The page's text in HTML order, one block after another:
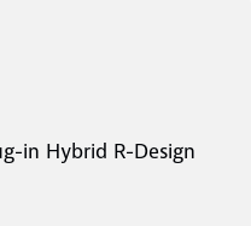
in Hybrid R-Design